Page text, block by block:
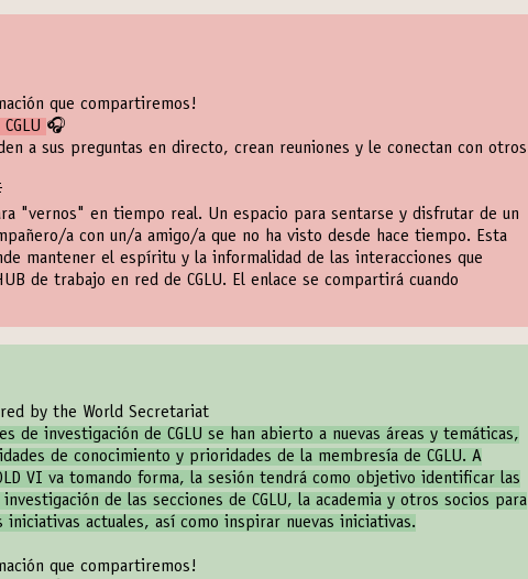
que compartiremos!
🎧
a sus preguntas en directo, crean reuniones y le conectan con otros
"vernos" en tiempo real. Un espacio para sentarse y disfrutar de un
a con un/a amigo/a que no ha visto desde hace tiempo. Esta
mantener el espíritu y la informalidad de las interacciones que
de trabajo en red de CGLU. El enlace se compartirá cuando
by the World Secretariat
de investigación de CGLU se han abierto a nuevas áreas y temáticas,
de conocimiento y prioridades de la membresía de CGLU. A
VI va tomando forma, la sesión tendrá como objetivo identificar las
de las secciones de CGLU, la academia y otros socios para
actuales, así como inspirar nuevas iniciativas.
que compartiremos!